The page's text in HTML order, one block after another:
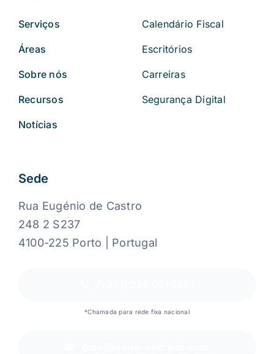
Serviços
Áreas
Sobre nós
Recursos
Notícias
Calendário Fiscal
Escritórios
Carreiras
Segurança Digital
Sede
Rua Eugénio de Castro
248 2 S237
4100-225 Porto | Portugal
*Chamada para rede fixa nacional